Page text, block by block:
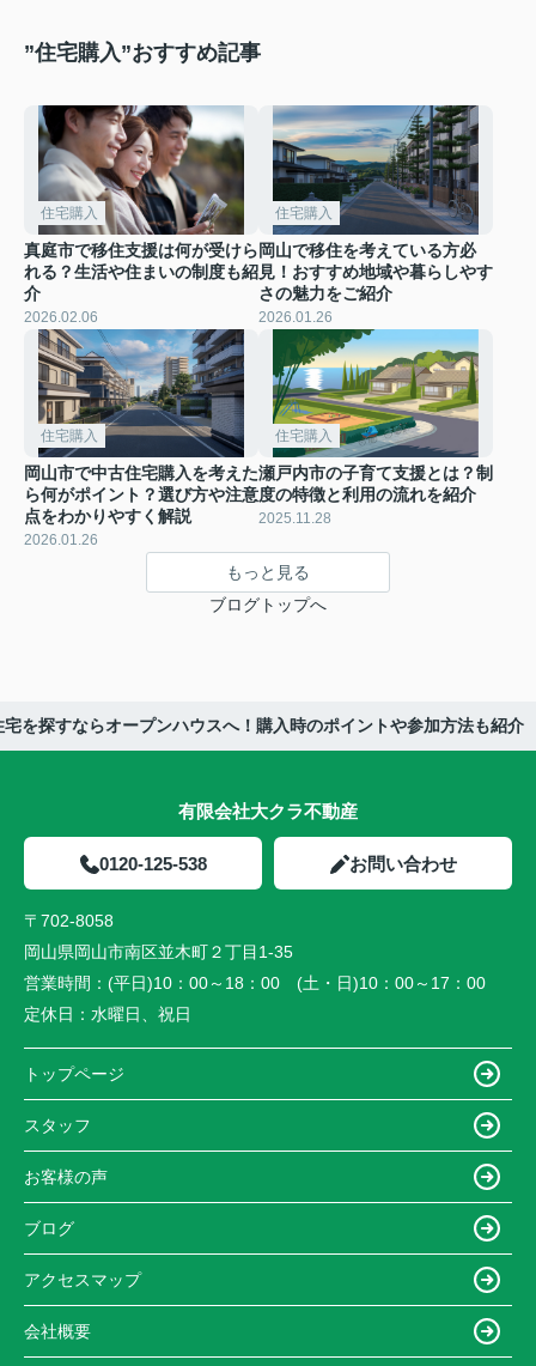
”住宅購入”おすすめ記事
住宅購入
真庭市で移住支援は何が受けら
れる？生活や住まいの制度も紹
介
2026.02.06
住宅購入
岡山で移住を考えている方必
見！おすすめ地域や暮らしやす
さの魅力をご紹介
2026.01.26
住宅購入
岡山市で中古住宅購入を考えた
ら何がポイント？選び方や注意
点をわかりやすく解説
2026.01.26
住宅購入
瀬戸内市の子育て支援とは？制
度の特徴と利用の流れを紹介
2025.11.28
もっと見る
ブログトップへ
を探すならオープンハウスへ！購入時のポイントや参加方法も紹介
有限会社大クラ不動産
0120-125-538 お問い合わせ
〒702-8058
岡山県岡山市南区並木町２丁目1-35
営業時間： (平日)10：00～18：00 (土・日)10：00～17：00
定休日： 水曜日、祝日
トップページ
スタッフ
お客様の声
ブログ
アクセスマップ
会社概要